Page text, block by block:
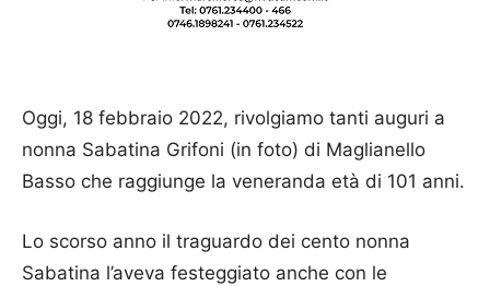
Oggi, 18 febbraio 2022, rivolgiamo tanti auguri a
nonna Sabatina Grifoni (in foto) di Maglianello
Basso che raggiunge la veneranda età di 101 anni.
Lo scorso anno il traguardo dei cento nonna
Sabatina l’aveva festeggiato anche con le